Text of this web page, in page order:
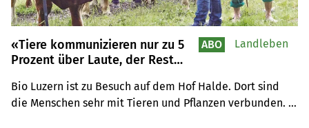
«Tiere kommunizieren nur zu 5
Prozent über Laute, der Rest
Bio Luzern ist zu Besuch auf dem Hof Halde. Dort sind
die Menschen sehr mit Tieren und Pflanzen verbunden.
ABO Landleben